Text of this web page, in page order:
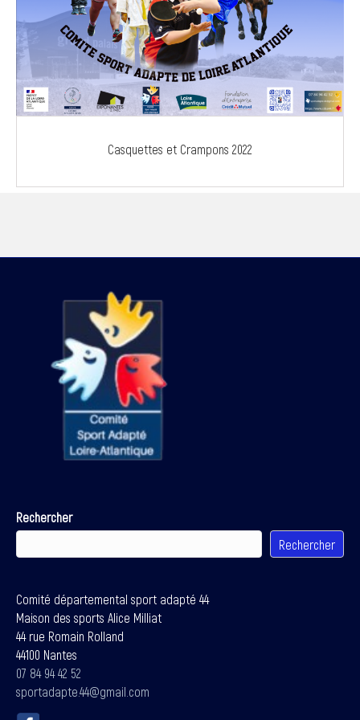
Casquettes et Crampons 2022
Rechercher
Rechercher
Comité départemental sport adapté 44
Maison des sports Alice Milliat
44 rue Romain Rolland
44100 Nantes
07 84 94 42 52
sportadapte.44@gmail.com